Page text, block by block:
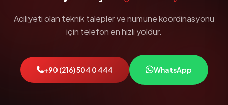
Aciliyeti olan teknik talepler ve numune koordinasyonu
için telefon en hızlı yoldur.
+90 (216) 504 0 444 WhatsApp